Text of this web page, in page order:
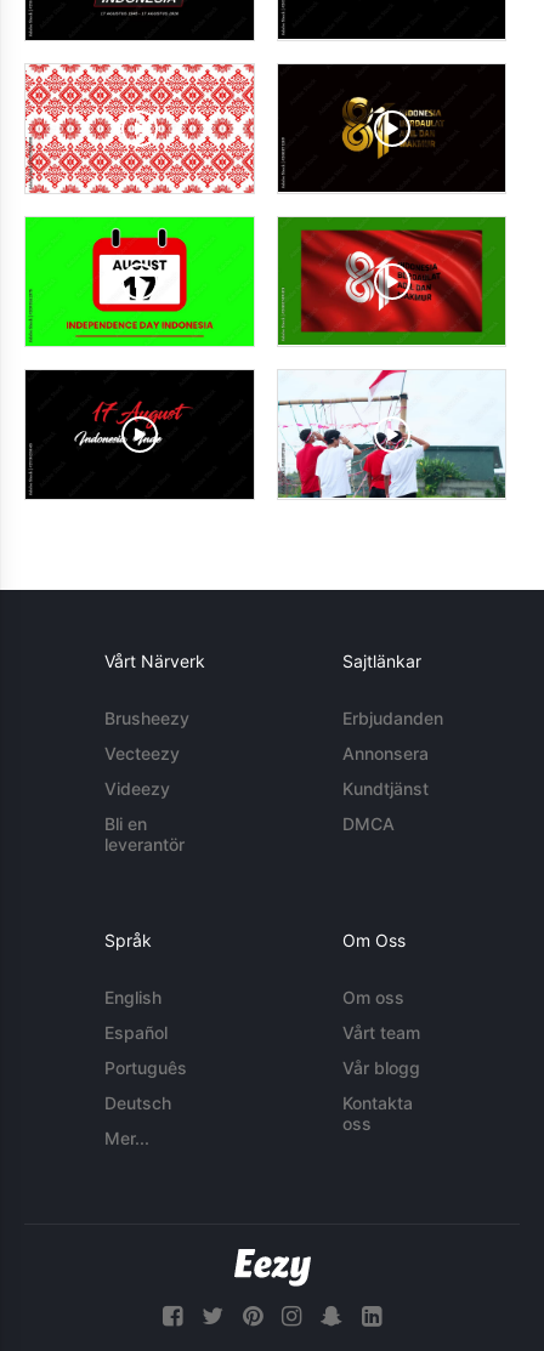
Vårt Närverk
Brusheezy
Vecteezy
Videezy
Bli en
leverantör
Sajtlänkar
Erbjudanden
Annonsera
Kundtjänst
DMCA
Språk
English
Español
Português
Deutsch
Mer...
Om Oss
Om oss
Vårt team
Vår blogg
Kontakta
oss